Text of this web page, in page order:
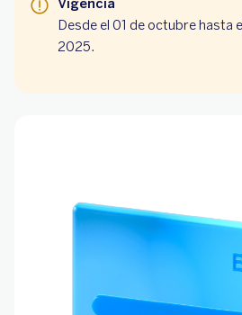
Vigencia
Desde el 01 de octubre hasta
2025.